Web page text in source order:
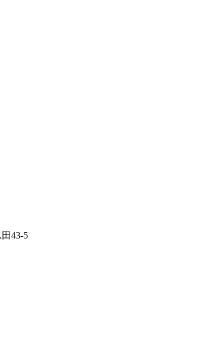
43-5